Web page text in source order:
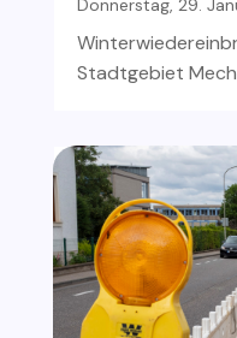
Stadtgebiet